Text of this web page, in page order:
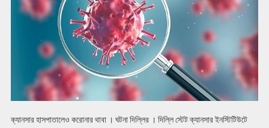
ক্যানসার হাসপাতালেও করোনার থাবা । ঘটনা দিল্লির । দিল্লি স্টেট ক্যানসার ইনস্টিটিউটে